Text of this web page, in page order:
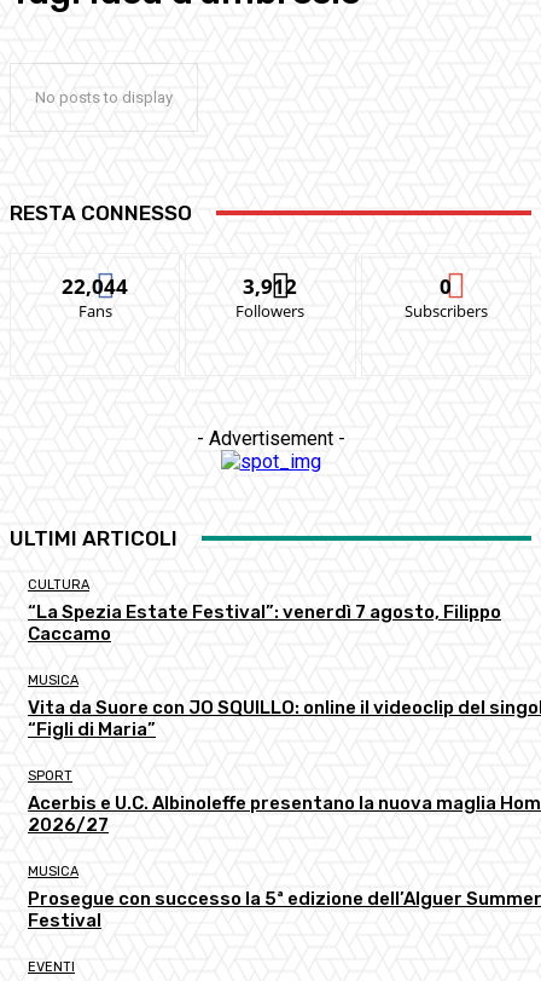
No posts to display
RESTA CONNESSO
22,044
Fans
3,912
Followers
0
Subscribers
- Advertisement -
ULTIMI ARTICOLI
CULTURA
“La Spezia Estate Festival”: venerdì 7 agosto, Filippo
Caccamo
MUSICA
Vita da Suore con JO SQUILLO: online il videoclip del
“Figli di Maria”
SPORT
Acerbis e U.C. Albinoleffe presentano la nuova maglia
2026/27
MUSICA
Prosegue con successo la 5ª edizione dell’Alguer Summer
Festival
EVENTI